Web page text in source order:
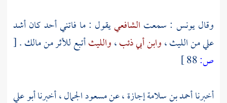
وقاليونس : سمعت الشافعييقول : ما فاتني أحد كان أشد
علي منالليث،وابن أبي ذئب،والليثأتبع للأثر منمالك.
[
ص:
أخبرناأحمد بن سلامةإجازة ، عنمسعود الجمال، أخبرناأبو علي